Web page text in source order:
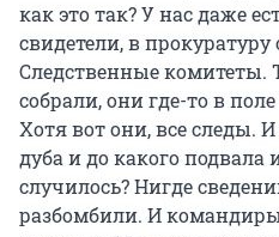
как это так? У нас даже
свидетели, в
Следственные комитеты.
собрали, они где-то в
Хотя вот они, все следы.
дуба и до какого подвала
случилось? Нигде
разбомбили. И